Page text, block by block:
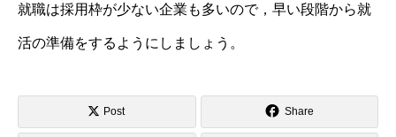
就職は採用枠が少ない企業も多いので，早い段階から就
活の準備をするようにしましょう。
Post Share